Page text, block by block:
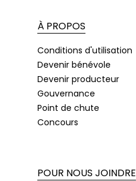
À PROPOS
Conditions d'utilisation
Devenir bénévole
Devenir producteur
Gouvernance
Point de chute
Concours
POUR NOUS JOINDRE